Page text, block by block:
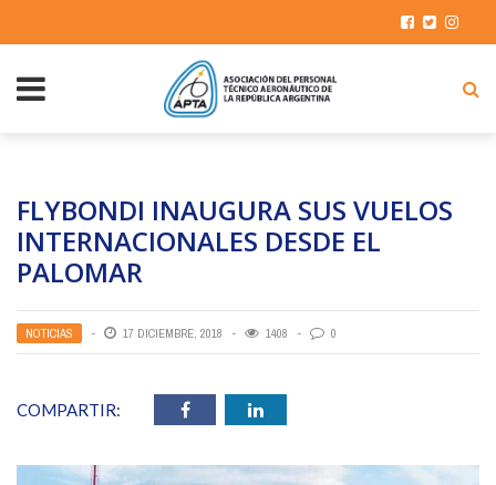
FLYBONDI INAUGURA SUS VUELOS
INTERNACIONALES DESDE EL
PALOMAR
NOTICIAS 17 DICIEMBRE, 2018 1408 0
COMPARTIR: